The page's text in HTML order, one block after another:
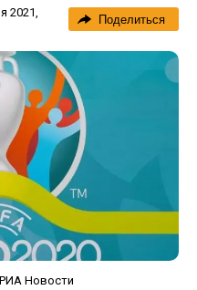
2021,
Поделиться
Новости